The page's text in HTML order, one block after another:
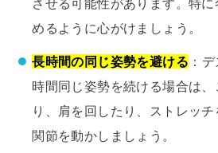
させる可能性があります。特
めるように心がけましょう。
長時間の同じ姿勢を避ける ：
時間同じ姿勢を続ける場合は
り、肩を回したり、ストレッ
関節を動かしましょう。